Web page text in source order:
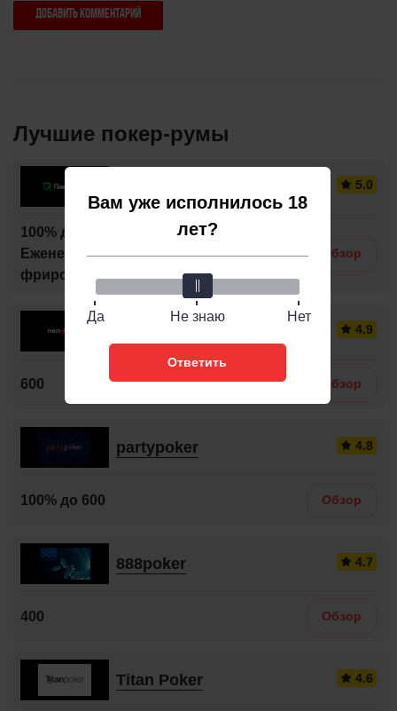
Лучшие покер-румы
100% до 50,000
Еженедельный
фриролл на 20,000
RUSONPOK Обзор
600 Обзор
partypoker
100% до 600 Обзор
888poker
400 Обзор
Titan Poker
Вам уже исполнилось 18
лет?
Нет
Не знаю
Да
Ответить